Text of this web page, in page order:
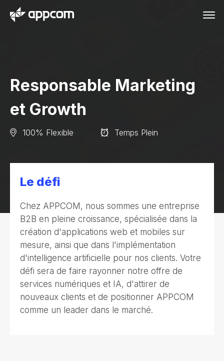
Responsable Marketing
et Growth
100% Flexible Temps Plein
Le défi
Chez APPCOM, nous sommes une entreprise
B2B en pleine croissance, spécialisée dans la
création d'applications web et mobiles sur
mesure, ainsi que dans l'implémentation
d'intelligence artificielle pour nos clients. Votre
défi sera de faire rayonner notre offre de
services numériques et IA, d'attirer de
nouveaux clients et de positionner APPCOM
comme un leader dans le marché.